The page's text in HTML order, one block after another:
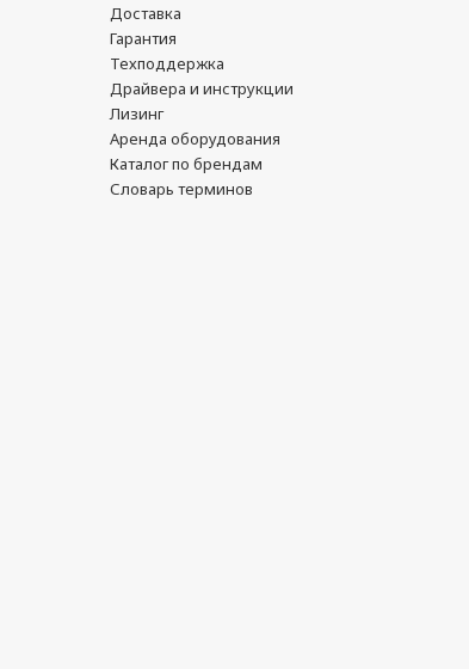
Доставка
Гарантия
Техподдержка
Драйвера и инструкции
Лизинг
Аренда оборудования
Каталог по брендам
Словарь терминов